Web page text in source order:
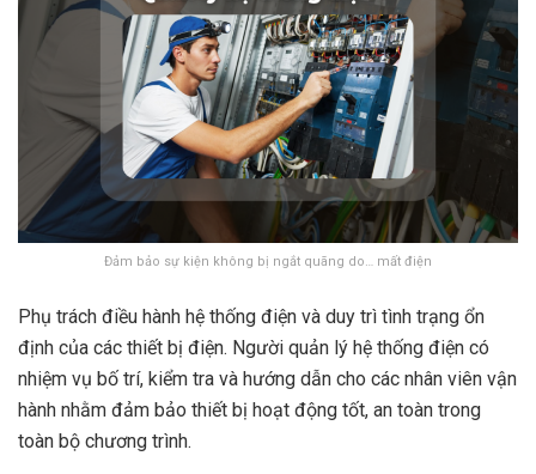
Đảm bảo sự kiện không bị ngắt quãng do… mất điện
Phụ trách điều hành hệ thống điện và duy trì tình trạng ổn
định của các thiết bị điện. Người quản lý hệ thống điện có
nhiệm vụ bố trí, kiểm tra và hướng dẫn cho các nhân viên vận
hành nhằm đảm bảo thiết bị hoạt động tốt, an toàn trong
toàn bộ chương trình.